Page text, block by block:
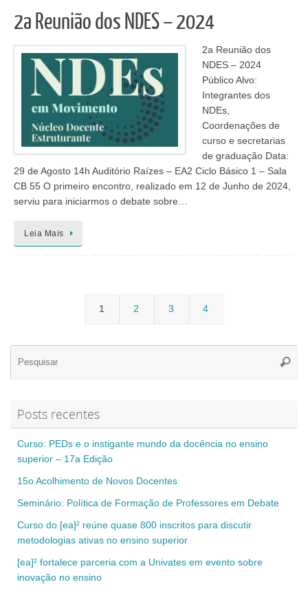
2a Reunião dos NDES – 2024
2a Reunião dos
NDES – 2024
Público Alvo:
Integrantes dos
NDEs,
Coordenações de
curso e secretarias
de graduação Data:
29 de Agosto 14h Auditório Raízes – EA2 Ciclo Básico 1 – Sala
CB 55 O primeiro encontro, realizado em 12 de Junho de 2024,
serviu para iniciarmos o debate sobre…
Leia Mais
1 2 3 4
Posts recentes
Curso: PEDs e o instigante mundo da docência no ensino
superior – 17a Edição
15o Acolhimento de Novos Docentes
Seminário: Política de Formação de Professores em Debate
Curso do [ea]² reúne quase 800 inscritos para discutir
metodologias ativas no ensino superior
[ea]² fortalece parceria com a Univates em evento sobre
inovação no ensino